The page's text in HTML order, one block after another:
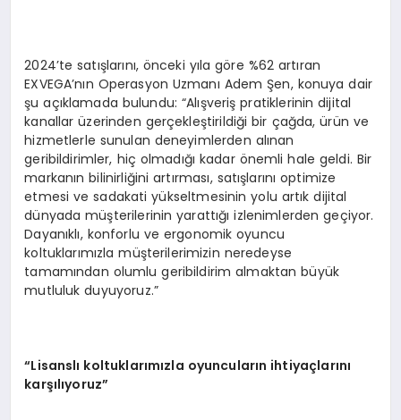
2024’te satışlarını, önceki yıla göre %62 artıran
EXVEGA’nın Operasyon Uzmanı Adem Şen, konuya dair
şu açıklamada bulundu: “Alışveriş pratiklerinin dijital
kanallar üzerinden gerçekleştirildiği bir çağda, ürün ve
hizmetlerle sunulan deneyimlerden alınan
geribildirimler, hiç olmadığı kadar önemli hale geldi. Bir
markanın bilinirliğini artırması, satışlarını optimize
etmesi ve sadakati yükseltmesinin yolu artık dijital
dünyada müşterilerinin yarattığı izlenimlerden geçiyor.
Dayanıklı, konforlu ve ergonomik oyuncu
koltuklarımızla müşterilerimizin neredeyse
tamamından olumlu geribildirim almaktan büyük
mutluluk duyuyoruz.”
“Lisanslı koltuklarımızla oyuncuların ihtiyaçlarını
karşılıyoruz”